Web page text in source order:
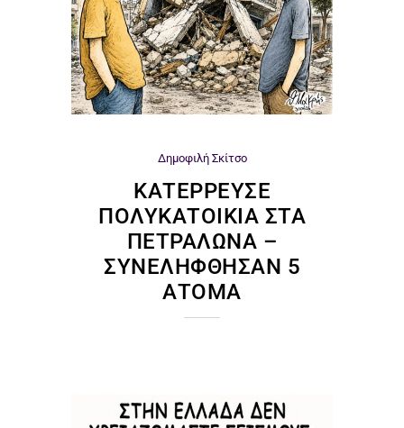
Δημοφιλή Σκίτσο
ΚΑΤΈΡΡΕΥΣΕ
ΠΟΛΥΚΑΤΟΙΚΊΑ ΣΤΑ
ΠΕΤΡΆΛΩΝΑ –
ΣΥΝΕΛΉΦΘΗΣΑΝ 5
ΆΤΟΜΑ